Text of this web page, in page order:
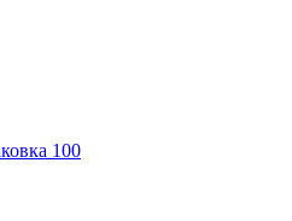
100